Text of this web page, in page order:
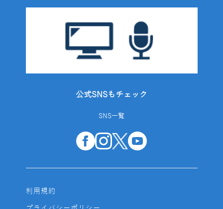
公式SNSもチェック
SNS一覧
利用規約